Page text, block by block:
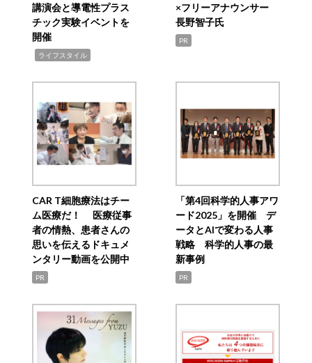
講演会と導電性プラス
チック実験イベントを
開催
ライフスタイル
×フリーアナウンサー
長野智子氏
PR
CAR T細胞療法はチー
ム医療だ！ 医療従事
者の情熱、患者さんの
思いを伝えるドキュメ
ンタリー動画を公開中
PR
「第4回科学的人事アワ
ード2025」を開催 デ
ータとAIで変わる人事
戦略 科学的人事の最
新事例
PR